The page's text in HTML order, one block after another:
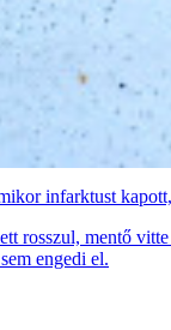
infarktust
rosszul, mentő vitte
engedi el.